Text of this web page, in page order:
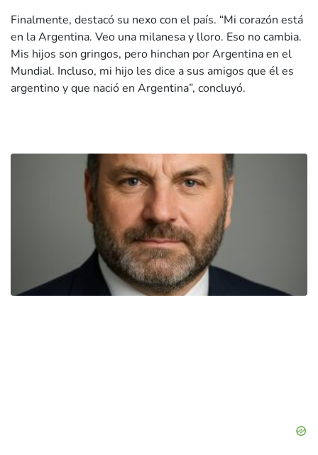
Finalmente, destacó su nexo con el país. “Mi corazón está
en la Argentina. Veo una milanesa y lloro. Eso no cambia.
Mis hijos son gringos, pero hinchan por Argentina en el
Mundial. Incluso, mi hijo les dice a sus amigos que él es
argentino y que nació en Argentina”, concluyó.